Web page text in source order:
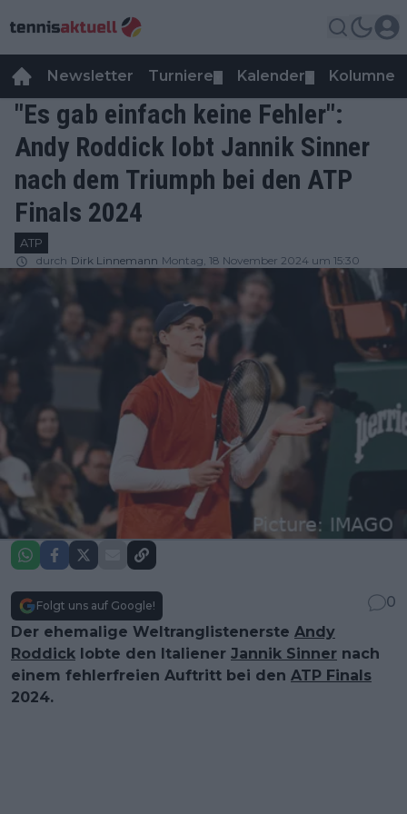
Newsletter Turniere Kalender Kolumnen
"Es gab einfach keine Fehler":
Andy Roddick lobt Jannik Sinner
nach dem Triumph bei den ATP
Finals 2024
ATP
durch Dirk Linnemann Montag, 18 November 2024 um 15:30
Folgt uns auf Google!
0
Der ehemalige Weltranglistenerste Andy
Roddick lobte den Italiener Jannik Sinner nach
einem fehlerfreien Auftritt bei den ATP Finals
2024.